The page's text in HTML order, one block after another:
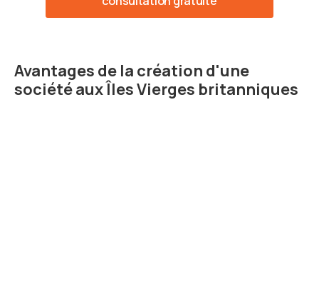
Avantages de la création d'une
société aux Îles Vierges britanniques